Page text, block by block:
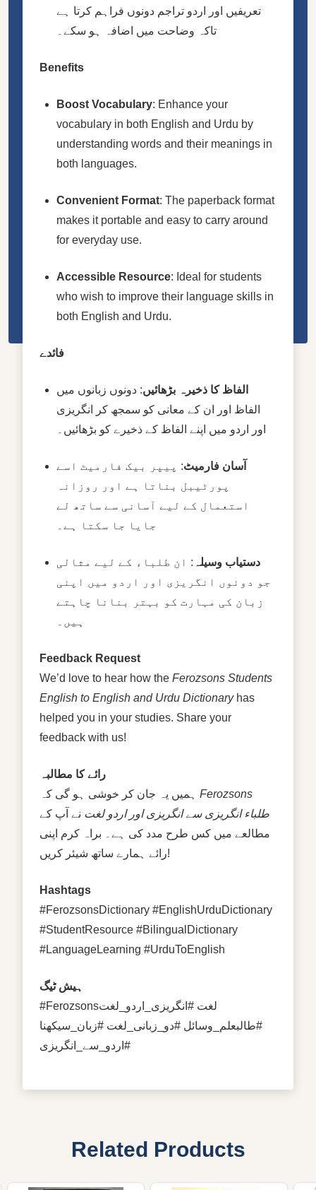
تعریفیں اور اردو تراجم دونوں فراہم کرتا ہے
تاکہ وضاحت میں اضافہ ہو سکے۔
Benefits
Boost Vocabulary: Enhance your
vocabulary in both English and Urdu by
understanding words and their meanings in
both languages.
Convenient Format: The paperback format
makes it portable and easy to carry around
for everyday use.
Accessible Resource: Ideal for students
who wish to improve their language skills in
both English and Urdu.
فائدے
الفاظ کا ذخیرہ بڑھائیں: دونوں زبانوں میں
الفاظ اور ان کے معانی کو سمجھ کر انگریزی
اور اردو میں اپنے الفاظ کے ذخیرے کو بڑھائیں۔
آسان فارمیٹ: پیپر بیک فارمیٹ اسے
پورٹیبل بناتا ہے اور روزانہ
استعمال کے لیے آسانی سے ساتھ لے
جایا جا سکتا ہے۔
دستیاب وسیلہ : ان طلباء کے لیے مثالی
جو دونوں انگریزی اور اردو میں اپنی
زبان کی مہارت کو بہتر بنانا چاہتے
ہیں۔
Feedback Request
We’d love to hear how the Ferozsons Students
English to English and Urdu Dictionaryhas
helped you in your studies. Share your
feedback with us!
رائے کا مطالبہ
Ferozsons
طلباء انگریزی سے انگریزی اور اردو لغت نے آپ کے
مطالعے میں کس طرح مدد کی ہے۔ براہ کرم اپنی
رائے ہمارے ساتھ شیئر کریں!
Hashtags
#FerozsonsDictionary #EnglishUrduDictionary
#StudentResource #BilingualDictionary
#LanguageLearning #UrduToEnglish
ہیش ٹیگ
#Ferozsonsلغت #انگریزی_اردو_لغت
#طالبعلم_وسائل #دو_زبانی_لغت #زبان_سیکھنا
#اردو_سے_انگریزی
Related Products